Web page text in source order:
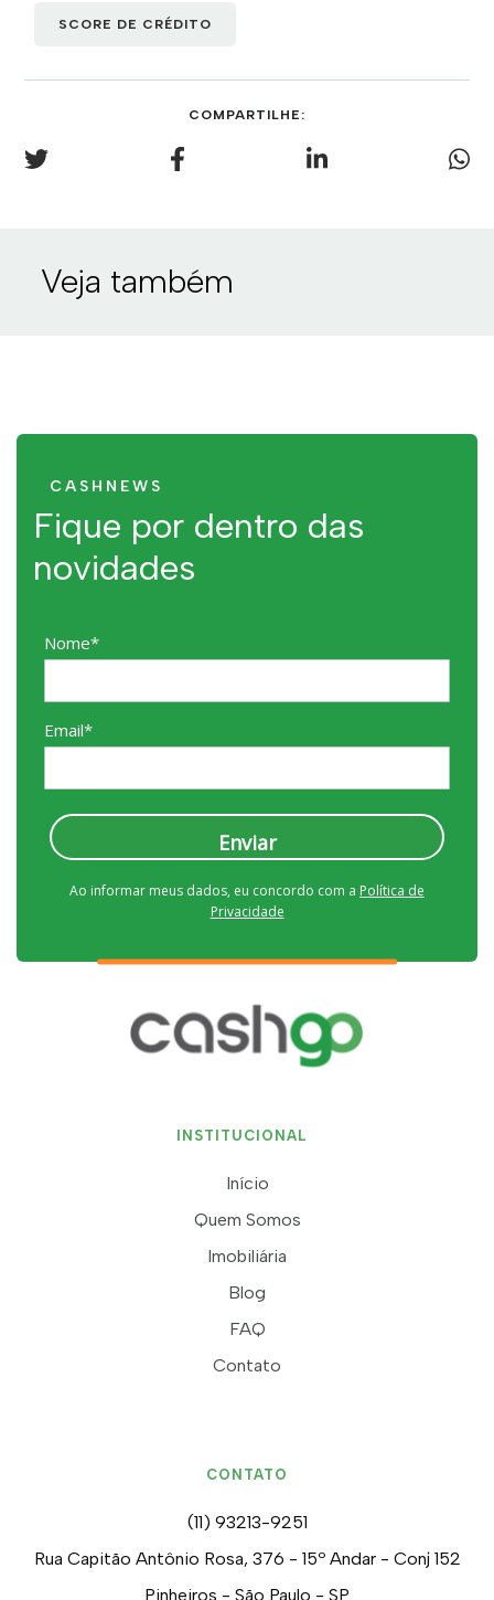
SCORE DE CRÉDITO
COMPARTILHE:
Veja também
CASHNEWS
Fique por dentro das
novidades
Nome*
Email*
Enviar
Ao informar meus dados, eu concordo com a Política de
Privacidade
INSTITUCIONAL
Início
Quem Somos
Imobiliária
Blog
FAQ
Contato
CONTATO
(11) 93213-9251
Rua Capitão Antônio Rosa, 376 - 15º Andar - Conj 152
Pinheiros - São Paulo - SP